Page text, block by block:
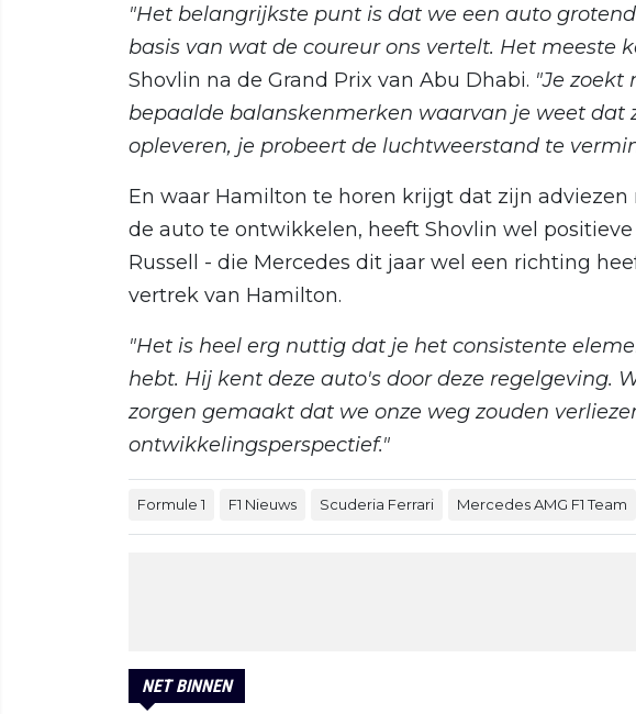
"Het belangrijkste punt is dat we een auto
basis van wat de coureur ons vertelt. Het meeste
Shovlin na de Grand Prix van Abu Dhabi. "Je zoekt
bepaalde balanskenmerken waarvan je weet dat
opleveren, je probeert de luchtweerstand te
En waar Hamilton te horen krijgt dat zijn
de auto te ontwikkelen, heeft Shovlin wel
Russell - die Mercedes dit jaar wel een richting
vertrek van Hamilton.
"Het is heel erg nuttig dat je het consistente
hebt. Hij kent deze auto's door deze regelgeving.
zorgen gemaakt dat we onze weg zouden
ontwikkelingsperspectief."
Formule 1 F1 Nieuws Scuderia Ferrari Mercedes AMG F1 Team
NET BINNEN